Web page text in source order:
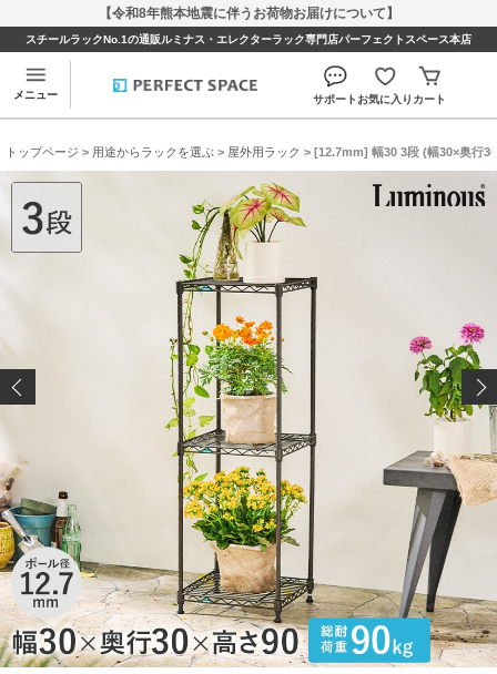
【令和8年熊本地震に伴うお荷物お届けについて】
スチールラックNo.1の通販ルミナス・エレクターラック専門店パーフェクトスペース本店
メニュー サポートお気に入り カート
トップページ > 用途からラックを選ぶ > 屋外用ラック > [12.7mm] 幅30 3段 (幅30×奥行